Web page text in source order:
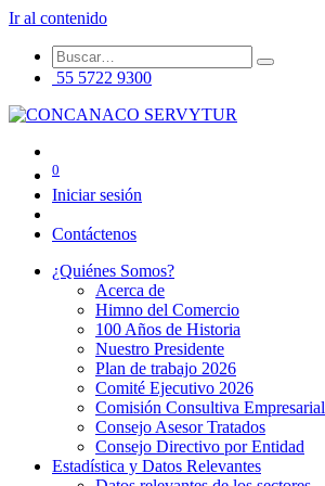
Ir al contenido
55 5722 9300
0
Iniciar sesión
Contáctenos
¿Quiénes Somos?
Acerca de
Himno del Comercio
100 Años de Historia
Nuestro Presidente
Plan de trabajo 2026
Comité Ejecutivo 2026
Comisión Consultiva Empresarial
Consejo Asesor Tratados
Consejo Directivo por Entidad
Estadística y Datos Relevantes